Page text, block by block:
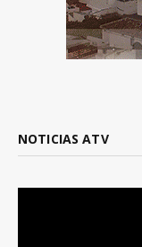
NOTICIAS ATV